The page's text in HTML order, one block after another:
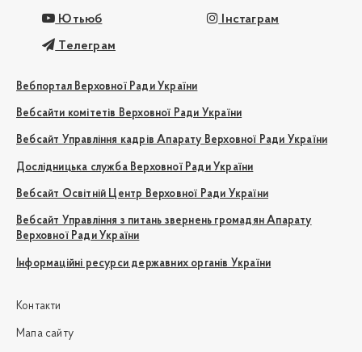
Ютьюб Інстаграм
Телеграм
Вебпортал Верховної Ради України
Вебсайти комітетів Верховної Ради України
Вебсайт Управління кадрів Апарату Верховної Ради України
Дослідницька служба Верховної Ради України
Вебсайт Освітній Центр Верховної Ради України
Вебсайт Управління з питань звернень громадян Апарату
Верховної Ради України
Інформаційні ресурси державних органів України
Контакти
Мапа сайту